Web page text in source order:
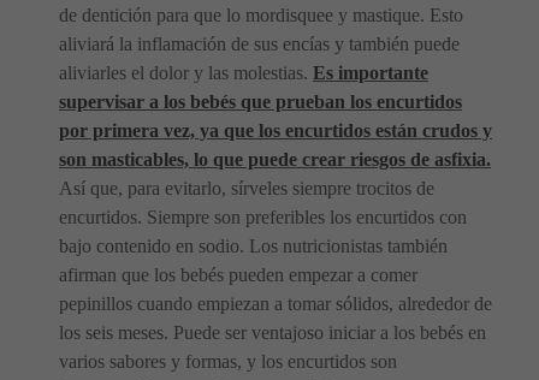
de dentición para que lo mordisquee y mastique. Esto
aliviará la inflamación de sus encías y también puede
aliviarles el dolor y las molestias. Es importante
supervisar a los bebés que prueban los encurtidos
por primera vez, ya que los encurtidos están crudos y
son masticables, lo que puede crear riesgos de asfixia.
Así que, para evitarlo, sírveles siempre trocitos de
encurtidos. Siempre son preferibles los encurtidos con
bajo contenido en sodio. Los nutricionistas también
afirman que los bebés pueden empezar a comer
pepinillos cuando empiezan a tomar sólidos, alrededor de
los seis meses. Puede ser ventajoso iniciar a los bebés en
varios sabores y formas, y los encurtidos son